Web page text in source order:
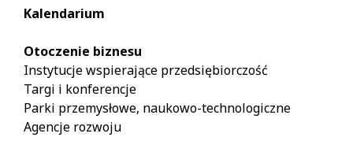
Kalendarium
Otoczenie biznesu
Instytucje wspierające przedsiębiorczość
Targi i konferencje
Parki przemysłowe, naukowo-technologiczne
Agencje rozwoju